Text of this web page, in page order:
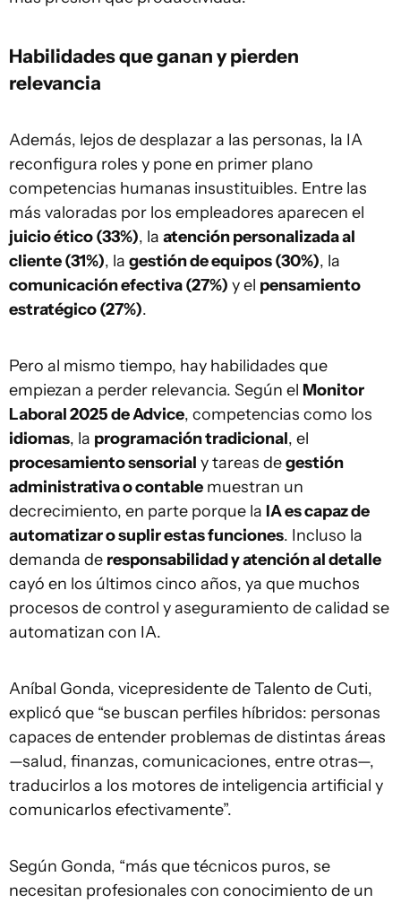
Habilidades que ganan y pierden
relevancia
Además, lejos de desplazar a las personas, la IA
reconfigura roles y pone en primer plano
competencias humanas insustituibles. Entre las
más valoradas por los empleadores aparecen el
juicio ético (33%), la atención personalizada al
cliente (31%), la gestión de equipos (30%), la
comunicación efectiva (27%) y el pensamiento
estratégico (27%).
Pero al mismo tiempo, hay habilidades que
empiezan a perder relevancia. Según el Monitor
Laboral 2025 de Advice, competencias como los
idiomas, la programación tradicional, el
procesamiento sensorial y tareas degestión
administrativa o contable muestran un
decrecimiento, en parte porque la IA es capaz de
automatizar o suplir estas funciones. Incluso la
demanda de responsabilidad y atención al detalle
cayó en los últimos cinco años, ya que muchos
procesos de control y aseguramiento de calidad se
automatizan con IA.
Aníbal Gonda, vicepresidente de Talento de Cuti,
explicó que “se buscan perfiles híbridos: personas
capaces de entender problemas de distintas áreas
—salud, finanzas, comunicaciones, entre otras—,
traducirlos a los motores de inteligencia artificial y
comunicarlos efectivamente”.
Según Gonda, “más que técnicos puros, se
necesitan profesionales con conocimiento de un